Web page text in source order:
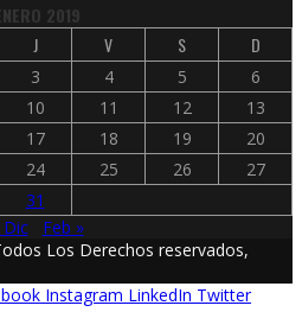
2019
J V S D
3 4 5
6
10 11 12
13
17 18 19
20
24 25 26
27
31
Dic
Feb »
Los Derechos reservados,
Instagram LinkedIn Twitter